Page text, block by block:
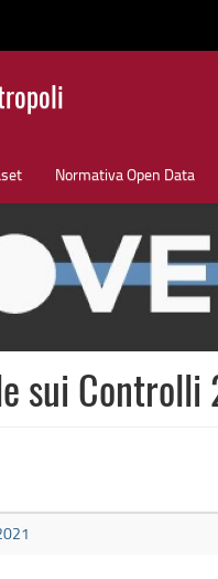
Normativa Open Data
sui Controlli